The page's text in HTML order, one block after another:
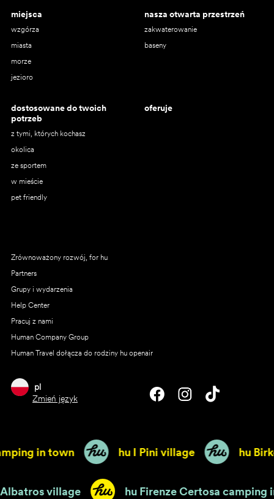
miejsca
wzgórza
miasta
morze
jezioro
nasza otwarta przestrzeń
zakwaterowanie
baseny
dostosowane do twoich
potrzeb
z tymi, których kochasz
okolica
ze sportem
w mieście
pet friendly
oferuje
pl
Zmień język
Zrównoważony rozwój, for hu
Partners
Grupy i wydarzenia
Help Center
Pracuj z nami
Human Company Group
Human Travel dołącza do rodziny hu openair
in town hu I Pini village hu
Albatros village hu Firenze Certosa